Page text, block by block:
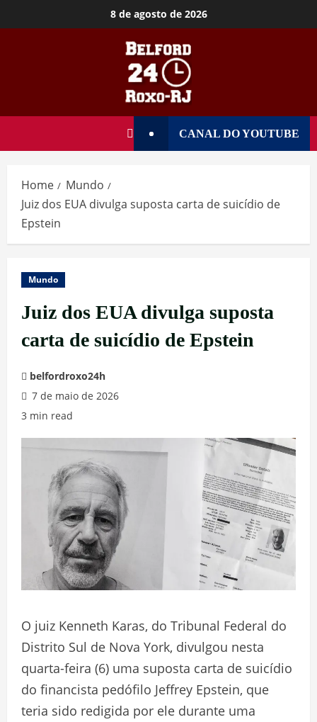
8 de agosto de 2026
CANAL DO YOUTUBE
Home
Mundo
Juiz dos EUA divulga suposta carta de suicídio de
Epstein
Mundo
Juiz dos EUA divulga suposta
carta de suicídio de Epstein
belfordroxo24h
7 de maio de 2026
3 min read
O juiz Kenneth Karas, do Tribunal Federal do
Distrito Sul de Nova York, divulgou nesta
quarta-feira (6) uma suposta carta de suicídio
do financista pedófilo Jeffrey Epstein, que
teria sido redigida por ele durante uma